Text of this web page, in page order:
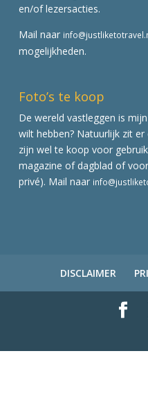
en/of lezersacties.
Mail naar
mogelijkheden.
Foto’s te koop
De wereld vastleggen is
wilt hebben? Natuurlijk zit
zijn wel te koop voor
magazine of dagblad of
privé). Mail naar
DISCLAIMER